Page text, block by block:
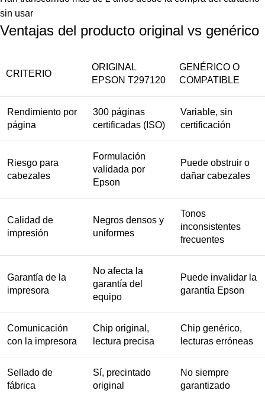
sin usar
Ventajas del producto original vs genérico
CRITERIO
ORIGINAL
EPSON T297120
GENÉRICO O
COMPATIBLE
Rendimiento por
página
300 páginas
certificadas (ISO)
Variable, sin
certificación
Riesgo para
cabezales
Formulación
validada por
Epson
Puede obstruir o
dañar cabezales
Calidad de
impresión
Negros densos y
uniformes
Tonos
inconsistentes
frecuentes
Garantía de la
impresora
No afecta la
garantía del
equipo
Puede invalidar la
garantía Epson
Comunicación
con la impresora
Chip original,
lectura precisa
Chip genérico,
lecturas erróneas
Sellado de
fábrica
Sí, precintado
original
No siempre
garantizado